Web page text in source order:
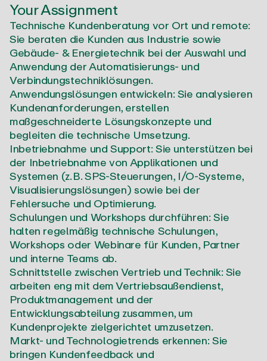
Your Assignment
Technische Kundenberatung vor Ort und remote:
Sie beraten die Kunden aus Industrie sowie
Gebäude- & Energietechnik bei der Auswahl und
Anwendung der Automatisierungs- und
Verbindungstechniklösungen.
Anwendungslösungen entwickeln: Sie analysieren
Kundenanforderungen, erstellen
maßgeschneiderte Lösungskonzepte und
begleiten die technische Umsetzung.
Inbetriebnahme und Support: Sie unterstützen bei
der Inbetriebnahme von Applikationen und
Systemen (z. B. SPS-Steuerungen, I/O-Systeme,
Visualisierungslösungen) sowie bei der
Fehlersuche und Optimierung.
Schulungen und Workshops durchführen: Sie
halten regelmäßig technische Schulungen,
Workshops oder Webinare für Kunden, Partner
und interne Teams ab.
Schnittstelle zwischen Vertrieb und Technik: Sie
arbeiten eng mit dem Vertriebsaußendienst,
Produktmanagement und der
Entwicklungsabteilung zusammen, um
Kundenprojekte zielgerichtet umzusetzen.
Markt- und Technologietrends erkennen: Sie
bringen Kundenfeedback und